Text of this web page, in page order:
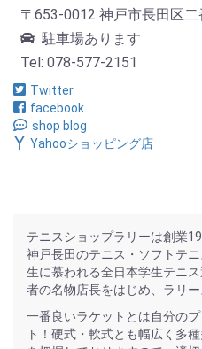
〒653-0012 神戸市長田区二
駐車場あります
Tel: 078-577-2151
Twitter
facebook
shop blog
Yahooショッピング店
テニスショップラリーは創業
神戸長田のテニス・ソフトテ
生に慕われる全日本学生テニ
者の名物店長をはじめ、ラリ
一番良いラケットとは自分の
ト！硬式・軟式とも幅広く多